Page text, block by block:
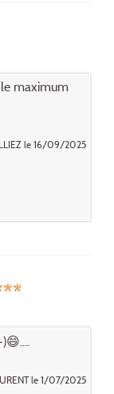
maximum
le 16/09/2025
le 1/07/2025